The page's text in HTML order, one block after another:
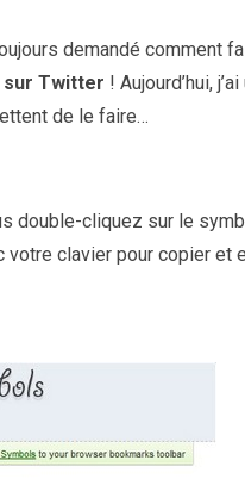
demandé comment
sur Twitter ! Aujourd’hui,
de le faire…
double-cliquez sur le
clavier pour copier et